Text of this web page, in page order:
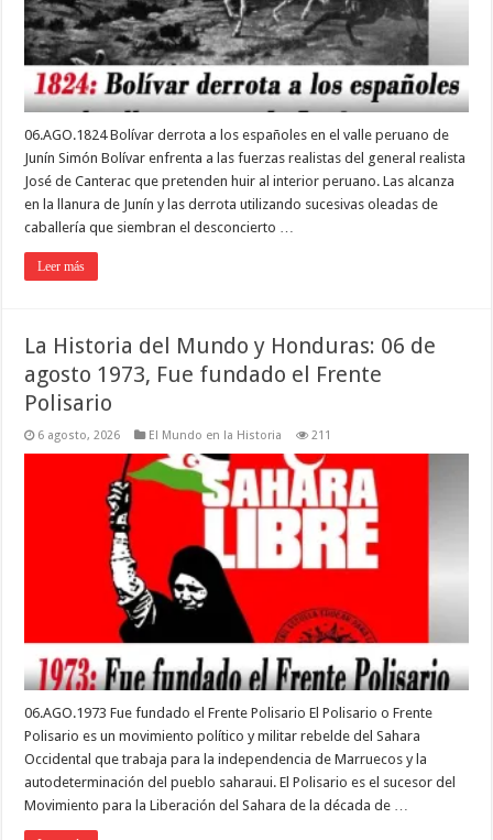
06.AGO.1824 Bolívar derrota a los españoles en el valle peruano de
Junín Simón Bolívar enfrenta a las fuerzas realistas del general realista
José de Canterac que pretenden huir al interior peruano. Las alcanza
en la llanura de Junín y las derrota utilizando sucesivas oleadas de
caballería que siembran el desconcierto …
Leer más
La Historia del Mundo y Honduras: 06 de
agosto 1973, Fue fundado el Frente
Polisario
6 agosto, 2026 El Mundo en la Historia 211
06.AGO.1973 Fue fundado el Frente Polisario El Polisario o Frente
Polisario es un movimiento político y militar rebelde del Sahara
Occidental que trabaja para la independencia de Marruecos y la
autodeterminación del pueblo saharaui. El Polisario es el sucesor del
Movimiento para la Liberación del Sahara de la década de …